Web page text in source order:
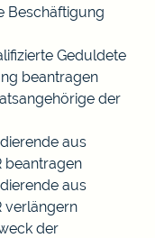
Beschäftigung
Geduldete
beantragen
der
aus
beantragen
aus
verlängern
der